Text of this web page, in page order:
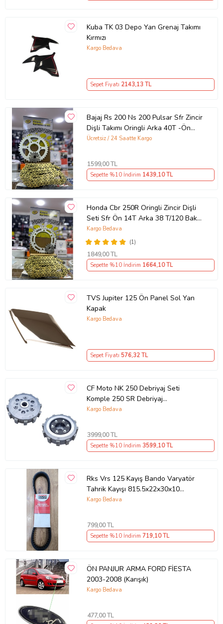
Kuba TK 03 Depo Yan Grenaj Takımı
Kırmızı
Kargo Bedava
Sepet Fiyatı 2143,13 TL
Bajaj Rs 200 Ns 200 Pulsar Sfr Zincir
Dişli Takımı Oringli Arka 40T -Ön
14T 108 Bakla Supermto
Ücretsiz / 24 Saatte Kargo
1599,00 TL
Sepette %10 İndirim 1439,10 TL
Honda Cbr 250R Oringli Zincir Dişli
Seti Sfr Ön 14T Arka 38 T/120 Bakla
2011-17 Arasmto
(1)
Kargo Bedava
1849,00 TL
Sepette %10 İndirim 1664,10 TL
TVS Jupiter 125 Ön Panel Sol Yan
Kapak
Kargo Bedava
Sepet Fiyatı 576,32 TL
CF Moto NK 250 Debriyaj Seti
Komple 250 SR Debriyaj
Balata+Göbek Set 7Li Hepsi
Kargo Bedava
3999,00 TL
Sepette %10 İndirim 3599,10 TL
Rks Vrs 125 Kayış Bando Varyatör
Tahrik Kayışı 815.5x22x30x10
Supermoto
Kargo Bedava
799,00 TL
Sepette %10 İndirim 719,10 TL
ÖN PANJUR ARMA FORD FİESTA
2003-2008 (Karışık)
Kargo Bedava
477,00 TL